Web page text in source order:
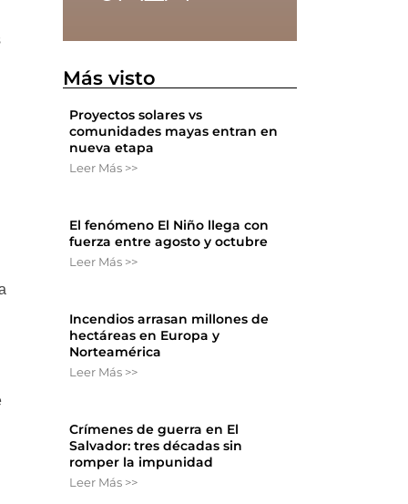
Más visto
Proyectos solares vs
comunidades mayas entran en
nueva etapa
Leer Más >>
El fenómeno El Niño llega con
fuerza entre agosto y octubre
Leer Más >>
Incendios arrasan millones de
hectáreas en Europa y
Norteamérica
Leer Más >>
Crímenes de guerra en El
Salvador: tres décadas sin
romper la impunidad
Leer Más >>